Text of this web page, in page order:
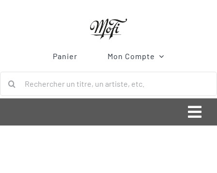
Panier Mon Compte